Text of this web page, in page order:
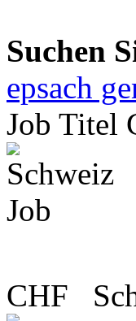
Suchen
epsach
Job Titel
CHF